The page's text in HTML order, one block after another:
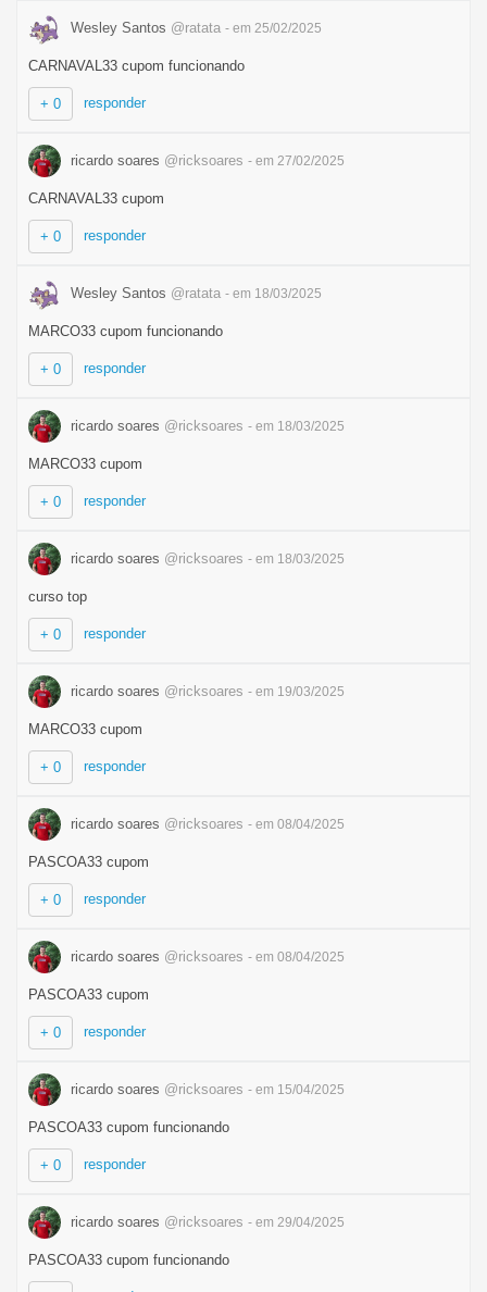
Wesley Santos @ratata - em 25/02/2025
CARNAVAL33 cupom funcionando
+ 0 responder
ricardo soares @ricksoares - em 27/02/2025
CARNAVAL33 cupom
+ 0 responder
Wesley Santos @ratata - em 18/03/2025
MARCO33 cupom funcionando
+ 0 responder
ricardo soares @ricksoares - em 18/03/2025
MARCO33 cupom
+ 0 responder
ricardo soares @ricksoares - em 18/03/2025
curso top
+ 0 responder
ricardo soares @ricksoares - em 19/03/2025
MARCO33 cupom
+ 0 responder
ricardo soares @ricksoares - em 08/04/2025
PASCOA33 cupom
+ 0 responder
ricardo soares @ricksoares - em 08/04/2025
PASCOA33 cupom
+ 0 responder
ricardo soares @ricksoares - em 15/04/2025
PASCOA33 cupom funcionando
+ 0 responder
ricardo soares @ricksoares - em 29/04/2025
PASCOA33 cupom funcionando